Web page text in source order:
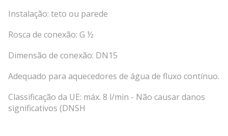
Instalação: teto ou parede
Rosca de conexão: G ½
Dimensão de conexão: DN15
Adequado para aquecedores de água de fluxo contínuo.
Classificação da UE: máx. 8 l/min - Não causar danos
significativos (DNSH